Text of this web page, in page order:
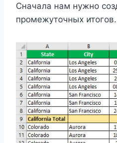
Сначала нам нужно
промежуточных итогов.